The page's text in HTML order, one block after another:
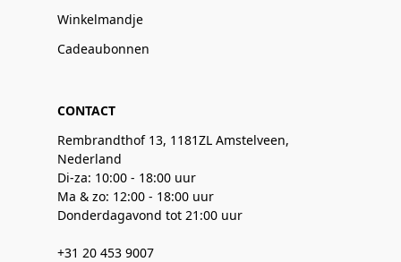
Winkelmandje
Cadeaubonnen
CONTACT
Rembrandthof 13, 1181ZL Amstelveen,
Nederland
Di-za: 10:00 - 18:00 uur
Ma & zo: 12:00 - 18:00 uur
Donderdagavond tot 21:00 uur
+31 20 453 9007